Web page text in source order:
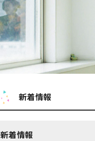
新着情報
新着情報